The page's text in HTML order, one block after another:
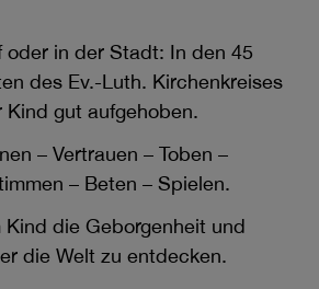
oder in der Stadt: In den 45
des Ev.-Luth. Kirchenkreises
gut aufgehoben.
– Vertrauen – Toben –
– Beten – Spielen.
die Geborgenheit und
die Welt zu entdecken.